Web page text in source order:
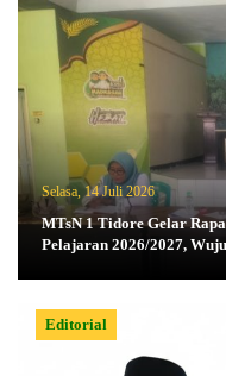
Selasa, 14 Juli 2026
MTsN 1 Tidore Gelar
Pelajaran 2026/2027,
Editorial